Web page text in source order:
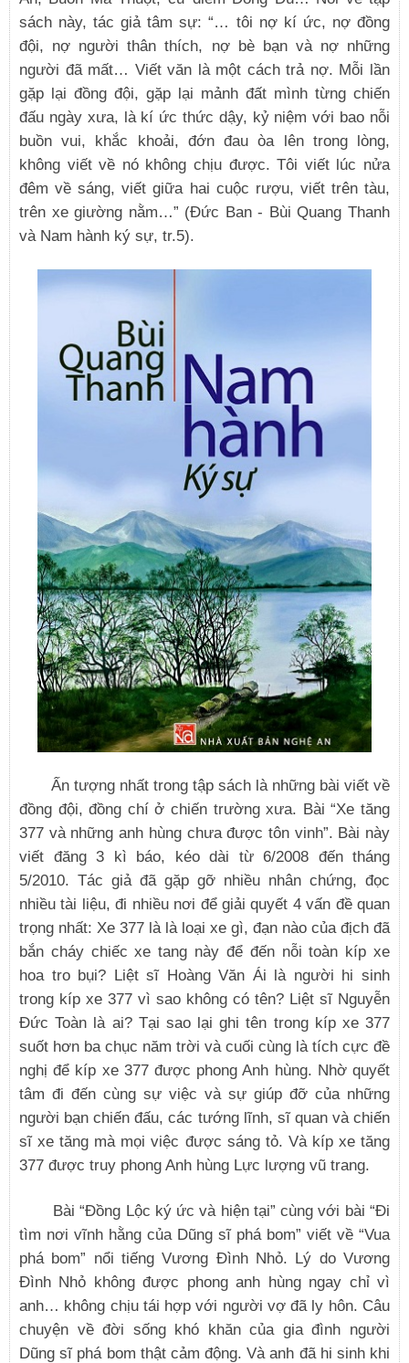
sách này, tác giả tâm sự: “… tôi nợ kí ức, nợ đồng
đội, nợ người thân thích, nợ bè bạn và nợ những
người đã mất… Viết văn là một cách trả nợ. Mỗi lần
gặp lại đồng đội, gặp lại mảnh đất mình từng chiến
đấu ngày xưa, là kí ức thức dậy, kỷ niệm với bao nỗi
buồn vui, khắc khoải, đớn đau òa lên trong lòng,
không viết về nó không chịu được. Tôi viết lúc nửa
đêm về sáng, viết giữa hai cuộc rượu, viết trên tàu,
trên xe giường nằm…” (Đức Ban - Bùi Quang Thanh
và Nam hành ký sự, tr.5).
Ấn tượng nhất trong tập sách là những bài viết về
đồng đội, đồng chí ở chiến trường xưa. Bài “Xe tăng
377 và những anh hùng chưa được tôn vinh”. Bài này
viết đăng 3 kì báo, kéo dài từ 6/2008 đến tháng
5/2010. Tác giả đã gặp gỡ nhiều nhân chứng, đọc
nhiều tài liệu, đi nhiều nơi để giải quyết 4 vấn đề quan
trọng nhất: Xe 377 là là loại xe gì, đạn nào của địch đã
bắn cháy chiếc xe tang này để đến nỗi toàn kíp xe
hoa tro bụi? Liệt sĩ Hoàng Văn Ái là người hi sinh
trong kíp xe 377 vì sao không có tên? Liệt sĩ Nguyễn
Đức Toàn là ai? Tại sao lại ghi tên trong kíp xe 377
suốt hơn ba chục năm trời và cuối cùng là tích cực đề
nghị để kíp xe 377 được phong Anh hùng. Nhờ quyết
tâm đi đến cùng sự việc và sự giúp đỡ của những
người bạn chiến đấu, các tướng lĩnh, sĩ quan và chiến
sĩ xe tăng mà mọi việc được sáng tỏ. Và kíp xe tăng
377 được truy phong Anh hùng Lực lượng vũ trang.
Bài “Đồng Lộc ký ức và hiện tại” cùng với bài “Đi
tìm nơi vĩnh hằng của Dũng sĩ phá bom” viết về “Vua
phá bom” nổi tiếng Vương Đình Nhỏ. Lý do Vương
Đình Nhỏ không được phong anh hùng ngay chỉ vì
anh… không chịu tái hợp với người vợ đã ly hôn. Câu
chuyện về đời sống khó khăn của gia đình người
Dũng sĩ phá bom thật cảm động. Và anh đã hi sinh khi